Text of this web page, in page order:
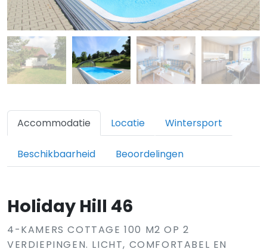
Accommodatie Locatie Wintersport
Beschikbaarheid Beoordelingen
Holiday Hill 46
4-KAMERS COTTAGE 100 M2 OP 2
VERDIEPINGEN. LICHT, COMFORTABEL EN